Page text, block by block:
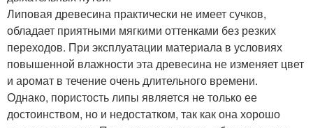
Липовая древесина практически не имеет сучков,
обладает приятными мягкими оттенками без резких
переходов. При эксплуатации материала в условиях
повышенной влажности эта древесина не изменяет цвет
и аромат в течение очень длительного времени.
Однако, пористость липы является не только ее
достоинством, но и недостатком, так как она хорошо